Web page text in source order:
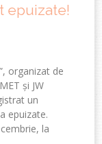
epuizate!
organizat de
și JW
un
epuizate.
la